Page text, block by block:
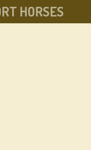
HORSES